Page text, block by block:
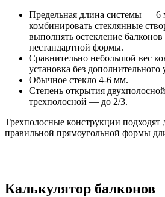
Предельная длина системы —
комбинировать стеклянные
выполнять остекление
нестандартной формы.
Сравнительно небольшой вес
установка без дополнительного
Обычное стекло 4-6 мм.
Степень открытия
трехполосной — до 2/3.
Трехполосные конструкции
правильной прямоугольной формы
Калькулятор балконов